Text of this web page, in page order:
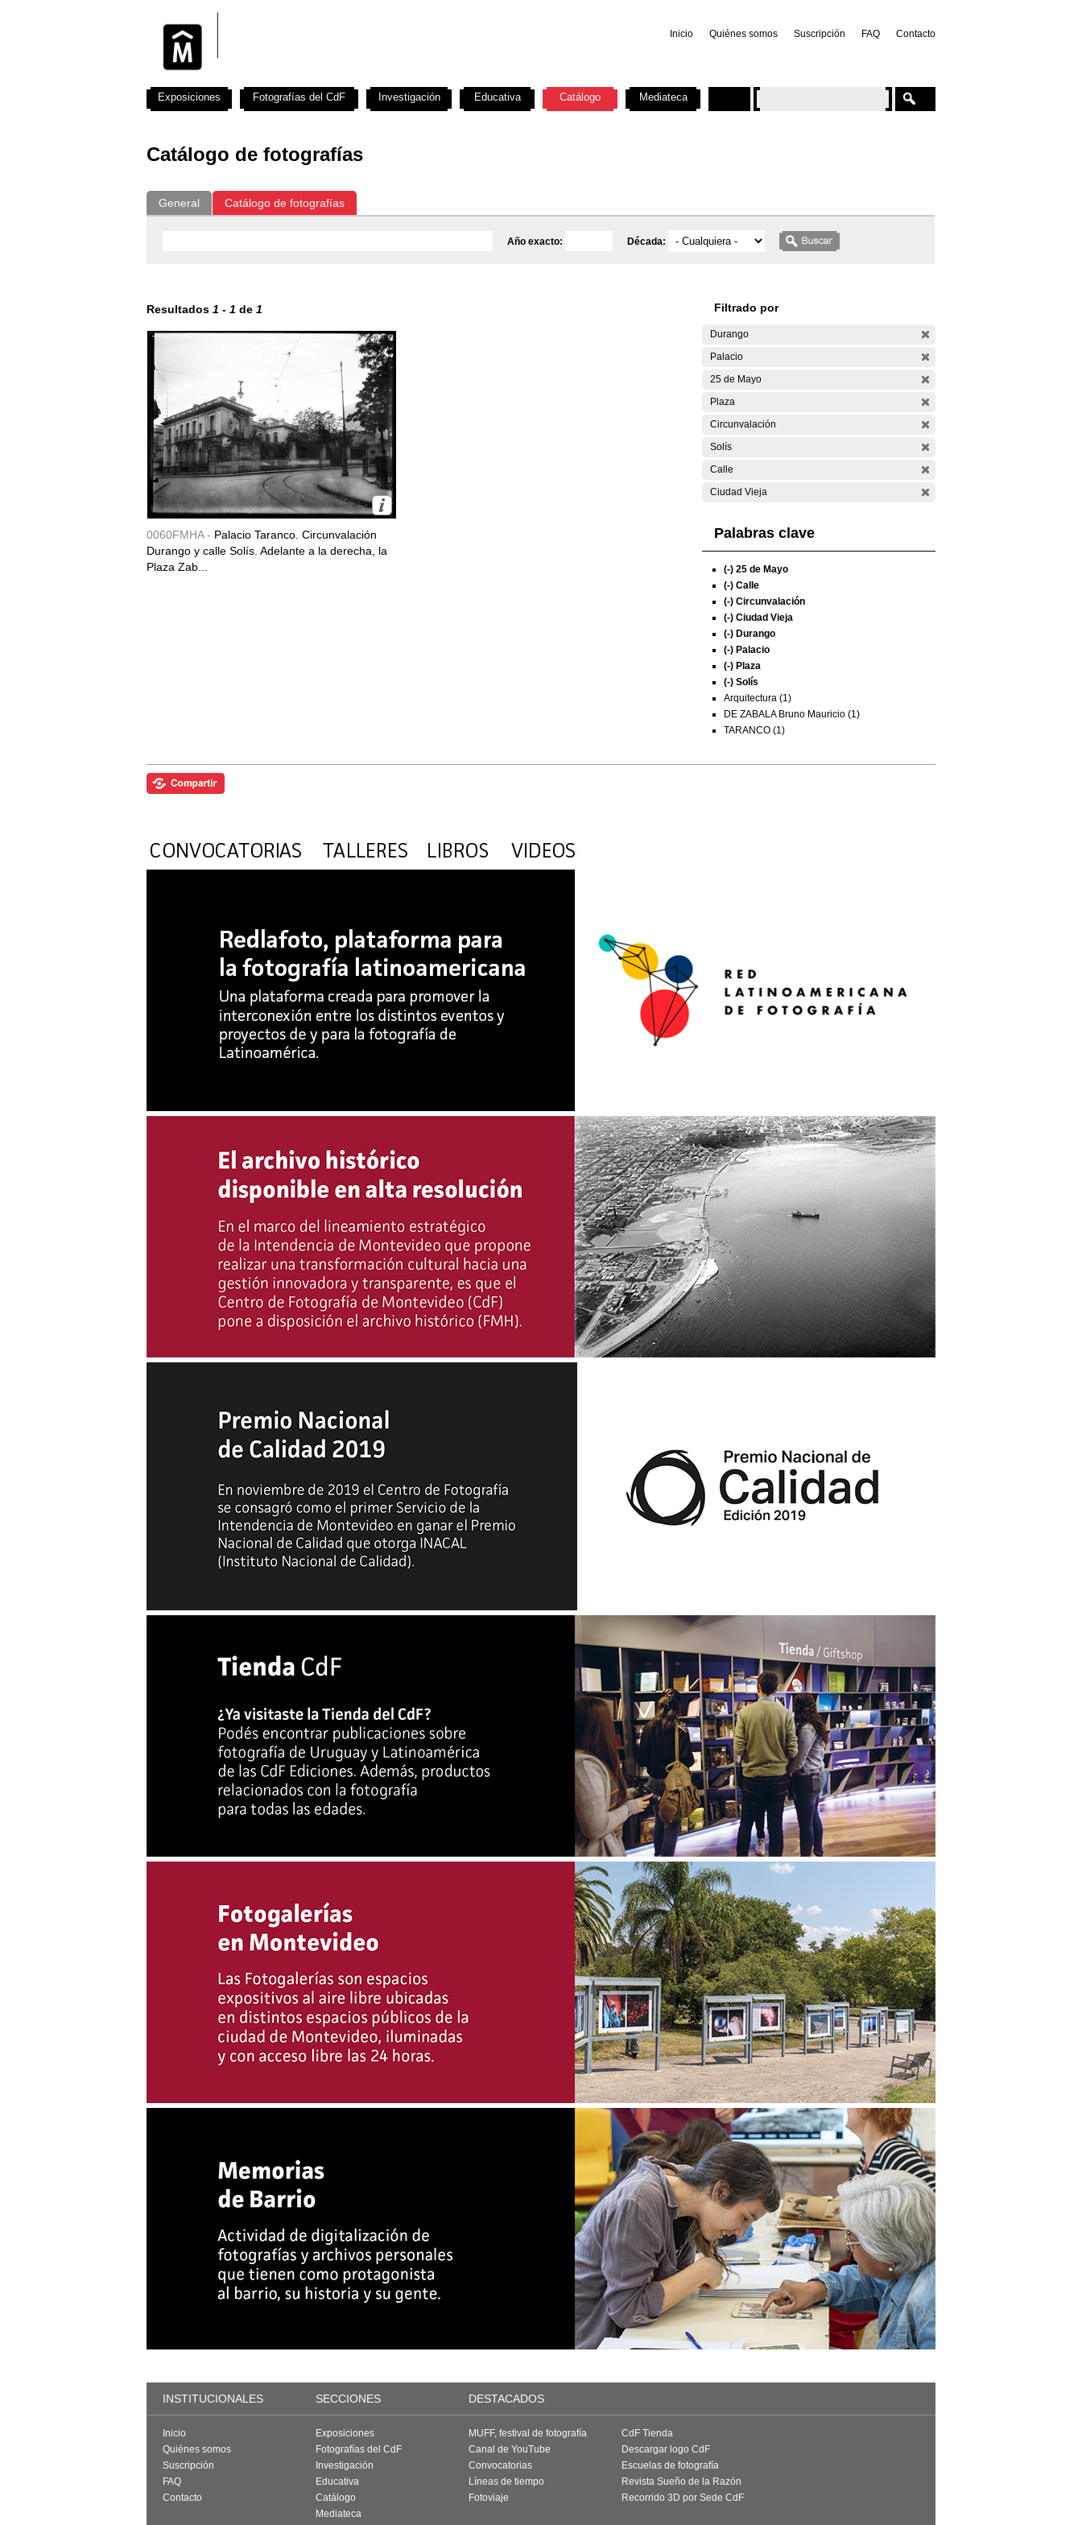
Inicio Quiénes somos Suscripción FAQ Contacto
Catálogo de fotografías
General Catálogo de fotografías
Año exacto: Década:
Resultados 1 - 1 de 1
0060FMHA - Palacio Taranco. Circunvalación
Durango y calle Solís. Adelante a la derecha, la
Plaza Zab...
Filtrado por
Durango
Palacio
25 de Mayo
Plaza
Circunvalación
Solís
Calle
Ciudad Vieja
Palabras clave
(-) 25 de Mayo
(-) Calle
(-) Circunvalación
(-) Ciudad Vieja
(-) Durango
(-) Palacio
(-) Plaza
(-) Solís
Arquitectura (1)
DE ZABALA Bruno Mauricio (1)
TARANCO (1)
Exposiciones Fotografías del CdF Investigación Educativa Catálogo Mediateca
INSTITUCIONALES SECCIONES DESTACADOS
Inicio
Quiénes somos
Suscripción
FAQ
Contacto
Exposiciones
Fotografías del CdF
Investigación
Educativa
Catálogo
Mediateca
MUFF, festival de fotografía
Canal de YouTube
Convocatorias
Líneas de tiempo
Fotoviaje
CdF Tienda
Descargar logo CdF
Escuelas de fotografía
Revista Sueño de la Razón
Recorrido 3D por Sede CdF